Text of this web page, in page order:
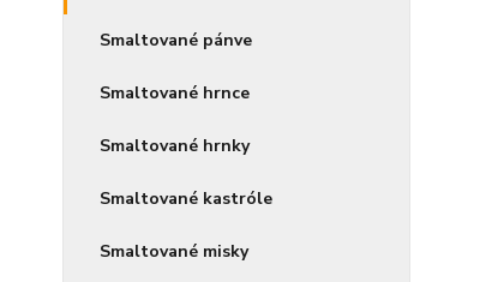
Smaltované pánve
Smaltované hrnce
Smaltované hrnky
Smaltované kastróle
Smaltované misky